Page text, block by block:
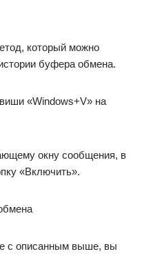
который можно
буфера обмена.
«Windows+V» на
окну сообщения, в
«Включить».
с описанным выше, вы